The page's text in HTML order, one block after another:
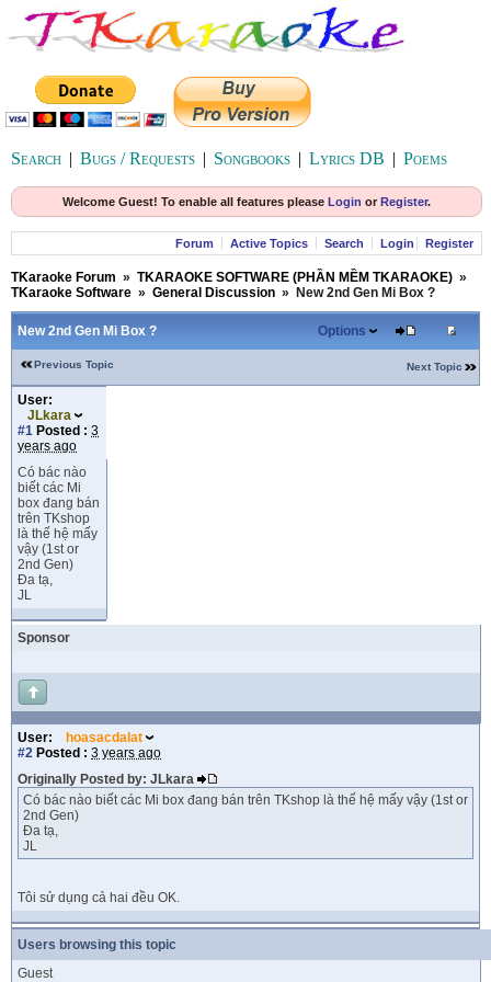
Search | Bugs / Requests | Songbooks | Lyrics DB | Poems
Welcome Guest! To enable all features please Login or Register.
Forum Active Topics Search Login Register
TKaraoke Forum » TKARAOKE SOFTWARE (PHẦN MỀM TKARAOKE) »
TKaraoke Software » General Discussion » New 2nd Gen Mi Box ?
New 2nd Gen Mi Box ? Options
Previous Topic Next Topic
User:
JLkara
#1 Posted : 3
years ago
Có bác nào
biết các Mi
box đang bán
trên TKshop
là thế hệ mấy
vậy (1st or
2nd Gen)
Đa tạ,
JL
Sponsor
User:
hoasacdalat
#2 Posted : 3 years ago
Originally Posted by: JLkara
Có bác nào biết các Mi box đang bán trên TKshop là thế hệ mấy vậy (1st or
2nd Gen)
Đa tạ,
JL
Tôi sử dụng cả hai đều OK.
Users browsing this topic
Guest